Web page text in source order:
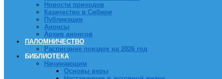
Новости приходов
Казачество в Сибири
Публикации
Анонсы
Архив анонсов
ПАЛОМНИЧЕСТВО
Расписание поездок на 2026 год
БИБЛИОТЕКА
Начинающим
Основы веры